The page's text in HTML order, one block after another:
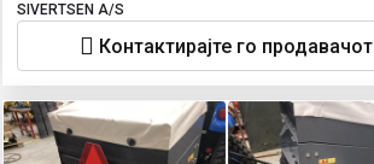
SIVERTSEN A/S
Контактирајте го продавачот